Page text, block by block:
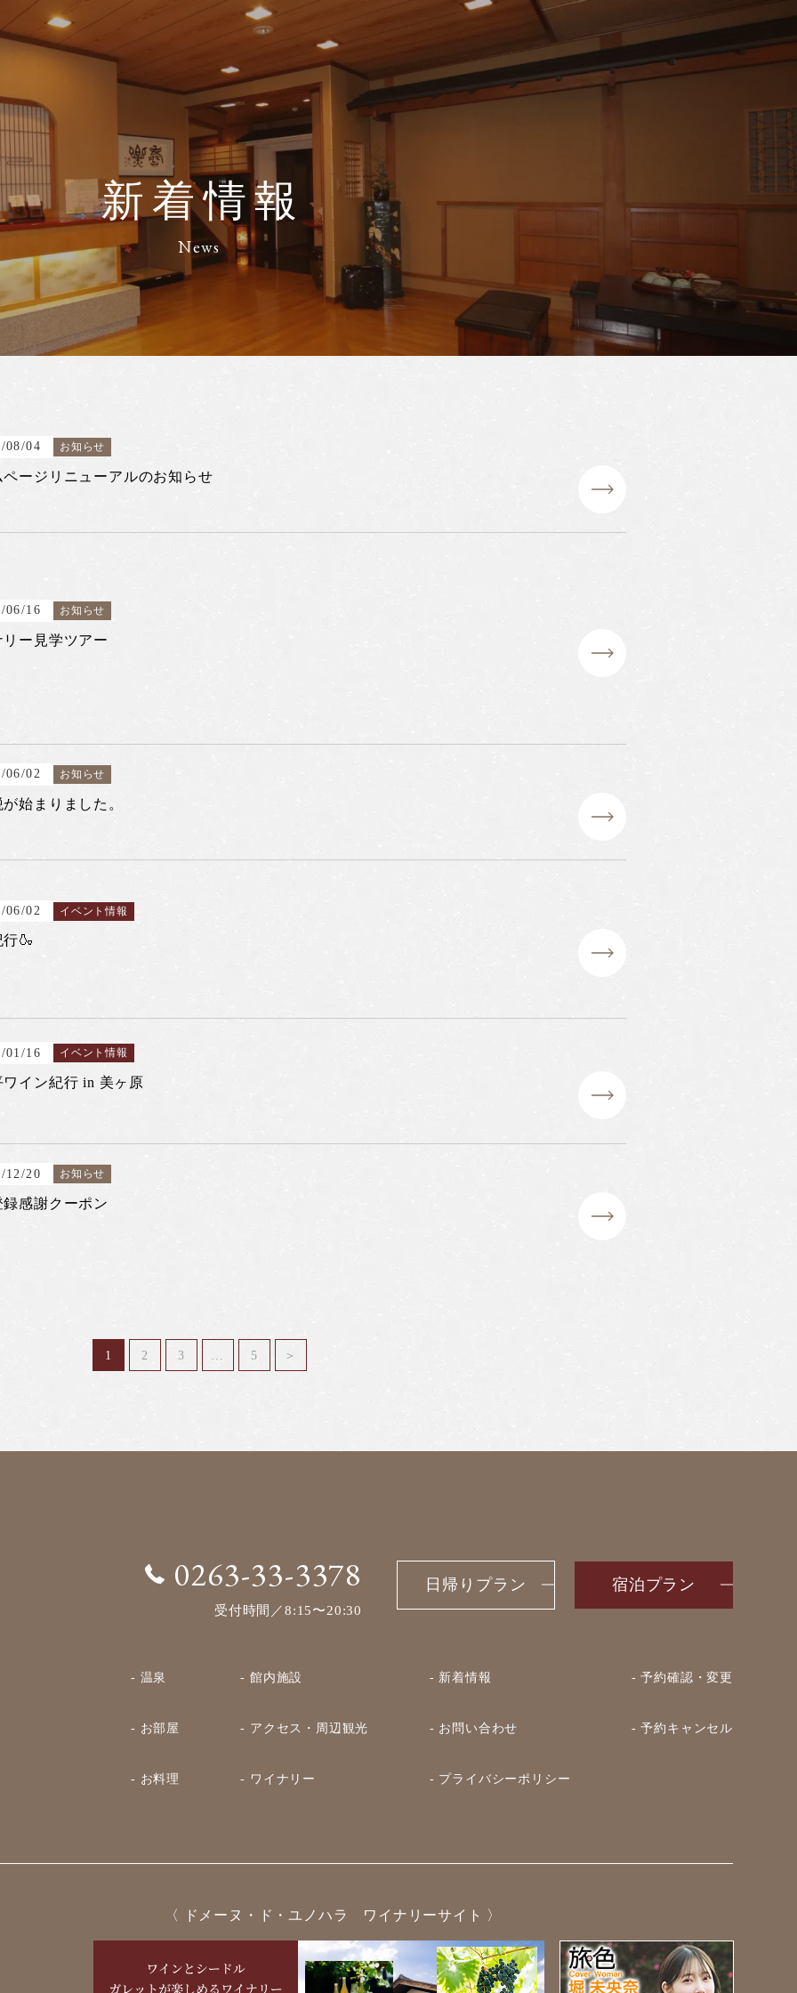
新着情報
News
08/04 お知らせ
ページリニューアルのお知らせ
06/16 お知らせ
リー見学ツアー
06/02 お知らせ
始まりました。
06/02 イベント情報
🍶
01/16 イベント情報
ワイン紀行 in 美ヶ原
12/20 お知らせ
録感謝クーポン
1 2 3 5 ＞
0263-33-3378
受付時間／8:15〜20:30
日帰りプラン 宿泊プラン
- 温泉
- お部屋
- お料理
- 館内施設
- アクセス・周辺観光
- ワイナリー
- 新着情報
- お問い合わせ
- プライバシーポリシー
- 予約確認・変更
- 予約キャンセル
〈 ドメーヌ・ド・ユノハラ ワイナリーサイト 〉